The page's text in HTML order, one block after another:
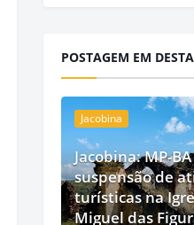
POSTAGEM EM
Jacobina
Jacobina: MP-
suspensão de
turísticas na
Miguel das